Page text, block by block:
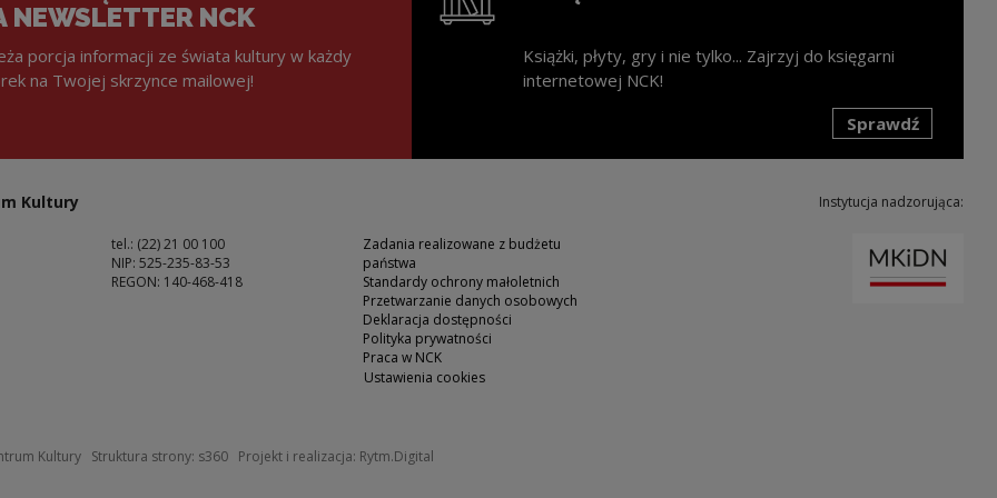
NEWSLETTER NCK
porcja informacji ze świata kultury w każdy
na Twojej skrzynce mailowej!
Książki, płyty, gry i nie tylko... Zajrzyj do księgarni
internetowej NCK!
Sprawdź
Kultury
tel.: (22) 21 00 100
NIP: 525-235-83-53
REGON: 140-468-418
Zadania realizowane z budżetu
państwa
Standardy ochrony małoletnich
Przetwarzanie danych osobowych
Deklaracja dostępności
Polityka prywatności
Praca w NCK
Ustawienia cookies
Instytucja nadzorująca:
Kultury Struktura strony: s360Uwaga, link zostanie otwarty w nowym oknie
Projekt i realizacja: Rytm.Digital